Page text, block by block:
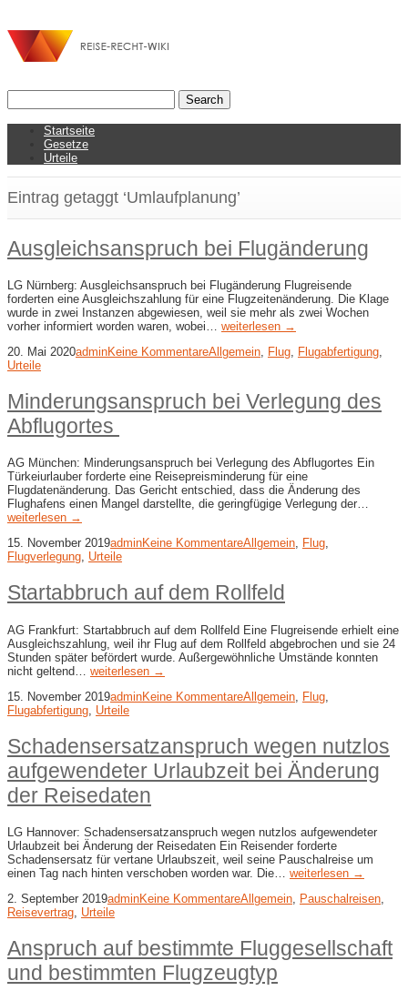
Startseite
Gesetze
Urteile
Eintrag getaggt ‘Umlaufplanung’
Ausgleichsanspruch bei Flugänderung
LG Nürnberg: Ausgleichsanspruch bei Flugänderung Flugreisende
forderten eine Ausgleichszahlung für eine Flugzeitenänderung. Die Klage
wurde in zwei Instanzen abgewiesen, weil sie mehr als zwei Wochen
vorher informiert worden waren, wobei… weiterlesen →
20. Mai 2020adminKeine KommentareAllgemein, Flug, Flugabfertigung,
Urteile
Minderungsanspruch bei Verlegung des
Abflugortes
AG München: Minderungsanspruch bei Verlegung des Abflugortes Ein
Türkeiurlauber forderte eine Reisepreisminderung für eine
Flugdatenänderung. Das Gericht entschied, dass die Änderung des
Flughafens einen Mangel darstellte, die geringfügige Verlegung der…
weiterlesen →
15. November 2019adminKeine KommentareAllgemein, Flug,
Flugverlegung, Urteile
Startabbruch auf dem Rollfeld
AG Frankfurt: Startabbruch auf dem Rollfeld Eine Flugreisende erhielt eine
Ausgleichszahlung, weil ihr Flug auf dem Rollfeld abgebrochen und sie 24
Stunden später befördert wurde. Außergewöhnliche Umstände konnten
nicht geltend… weiterlesen →
15. November 2019adminKeine KommentareAllgemein Flug
Flugabfertigung Urteile
Schadensersatzanspruch wegen nutzlos
aufgewendeter Urlaubzeit bei Änderung
der Reisedaten
LG Hannover: Schadensersatzanspruch wegen nutzlos aufgewendeter
Urlaubzeit bei Änderung der Reisedaten Ein Reisender forderte
Schadensersatz für vertane Urlaubszeit, weil seine Pauschalreise um
einen Tag nach hinten verschoben worden war. Die… weiterlesen →
2. September 2019adminKeine KommentareAllgemein Pauschalreisen
Reisevertrag Urteile
Anspruch auf bestimmte Fluggesellschaft
und bestimmten Flugzeugtyp